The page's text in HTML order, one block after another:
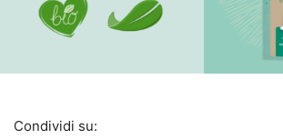
Condividi su: